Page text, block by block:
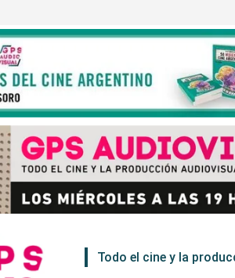
Todo el cine y la